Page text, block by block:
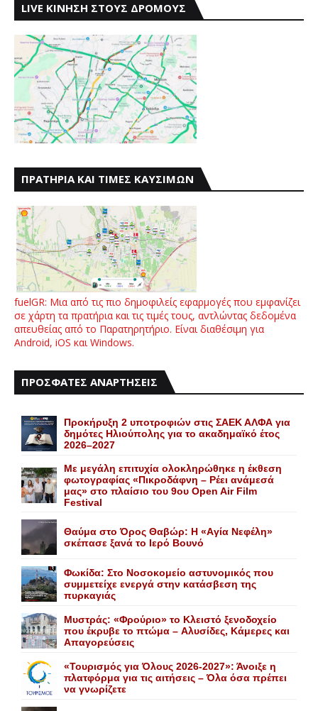
LIVE ΚΙΝΗΣΗ ΣΤΟΥΣ ΔΡΟΜΟΥΣ
ΠΡΑΤΗΡΙΑ ΚΑΙ ΤΙΜΕΣ ΚΑΥΣΙΜΩΝ
fuelGR: Μια από τις πιο δημοφιλείς εφαρμογές που εμφανίζει
σε χάρτη τα πρατήρια και τις τιμές τους, αντλώντας δεδομένα
απευθείας από το Παρατηρητήριο. Είναι διαθέσιμη για
Android, iOS και Windows.
ΠΡΟΣΦΑΤΕΣ ΑΝΑΡΤΗΣΕΙΣ
Προκήρυξη 2 υποτροφιών στις ΣΑΕΚ ΑΛΦΑ για
δημότες Ηλιούπολης για το ακαδημαϊκό έτος
2026–2027
Με μεγάλη επιτυχία ολοκληρώθηκε η έκθεση
φωτογραφίας «Πικροδάφνη – Ρέει ανάμεσά
μας» στο πλαίσιο του 9ου Open Air Film
Festival
Θαύμα στο Όρος Θαβώρ: H «Aγία Nεφέλη»
σκέπασε ξανά το Iερό Bουνό
Φωκίδα: Στο Νοσοκομείο αστυνομικός που
συμμετείχε ενεργά στην κατάσβεση της
πυρκαγιάς
Mυστράς: «Φρούριο» το Kλειστό ξενοδοχείο
που έκρυβε το πτώμα – Aλυσίδες, Kάμερες και
Aπαγορεύσεις
«Τουρισμός για Όλους 2026-2027»: Άνοιξε η
πλατφόρμα για τις αιτήσεις – Όλα όσα πρέπει
να γνωρίζετε